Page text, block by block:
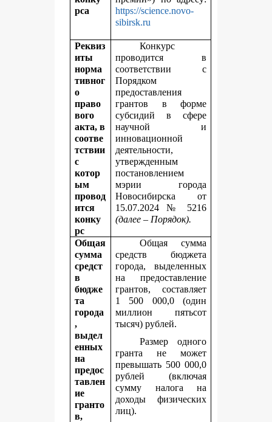
рса
https://science.novo-
sibirsk.ru
Реквиз
иты
норма
тивног
о
право
вого
акта, в
соотве
тствии
с
котор
ым
провод
ится
конку
рс
Конкурс
проводится в
соответствии с
Порядком
предоставления
грантов в форме
субсидий в сфере
научной и
инновационной
деятельности,
утвержденным
постановлением
мэрии города
Новосибирска от
15.07.2024 № 5216
(далее – Порядок).
Общая
сумма
средст
в
бюдже
та
города
,
выдел
енных
на
предос
тавлен
ие
гранто
в,
Общая сумма
средств бюджета
города, выделенных
на предоставление
грантов, составляет
1 500 000,0 (один
миллион пятьсот
тысяч) рублей.
Размер одного
гранта не может
превышать 500 000,0
рублей (включая
сумму налога на
доходы физических
лиц).